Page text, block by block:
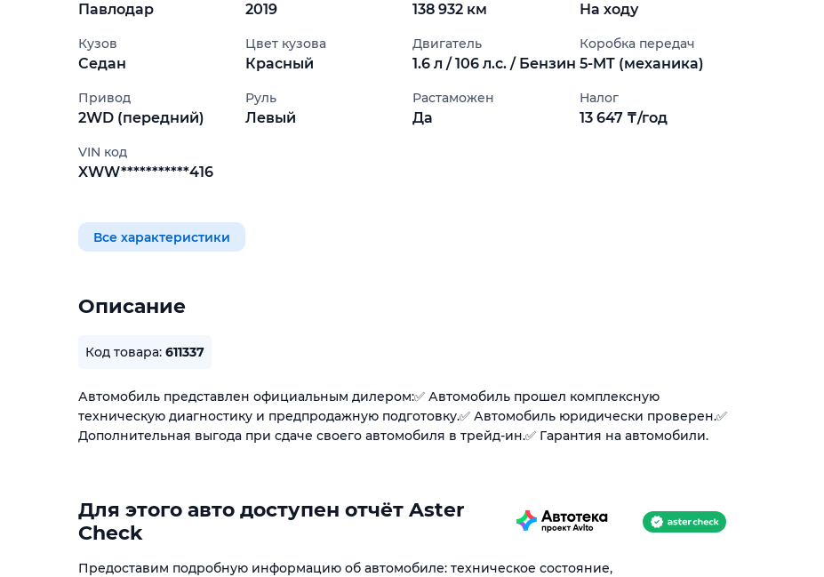
Павлодар 2019 138 932 км На ходу
Кузов
Седан
Цвет кузова
Красный
Двигатель
1.6 л / 106 л.с. / Бензин
Коробка передач
5-MT (механика)
Привод
2WD (передний)
Руль
Левый
Растаможен
Да
Налог
13 647 ₸/год
VIN код
XWW***********416
Все характеристики
Описание
Код товара: 611337
Автомобиль представлен официальным дилером:✅ Автомобиль прошел комплексную
техническую диагностику и предпродажную подготовку.✅ Автомобиль юридически проверен.✅
Дополнительная выгода при сдаче своего автомобиля в трейд-ин.✅ Гарантия на автомобили.
Для этого авто доступен отчёт Aster
Check
Предоставим подробную информацию об автомобиле: техническое состояние,